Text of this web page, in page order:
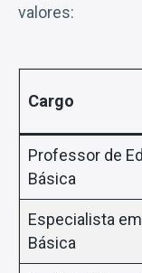
valores:
Cargo
Professor de
Básica
Especialista
Básica